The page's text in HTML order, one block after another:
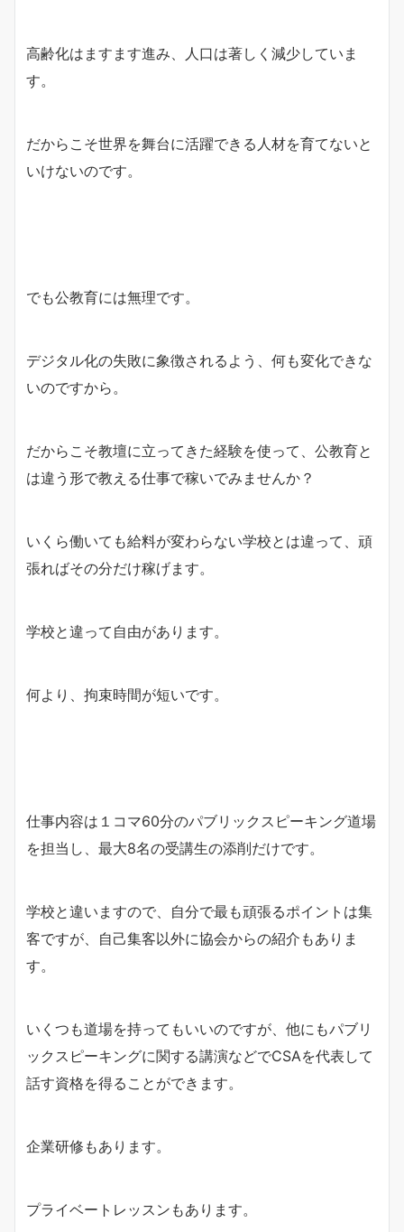
高齢化はますます進み、人口は著しく減少していま
す。
だからこそ世界を舞台に活躍できる人材を育てないと
いけないのです。
でも公教育には無理です。
デジタル化の失敗に象徴されるよう、何も変化できな
いのですから。
だからこそ教壇に立ってきた経験を使って、公教育と
は違う形で教える仕事で稼いでみませんか？
いくら働いても給料が変わらない学校とは違って、頑
張ればその分だけ稼げます。
学校と違って自由があります。
何より、拘束時間が短いです。
仕事内容は１コマ60分のパブリックスピーキング道場
を担当し、最大8名の受講生の添削だけです。
学校と違いますので、自分で最も頑張るポイントは集
客ですが、自己集客以外に協会からの紹介もありま
す。
いくつも道場を持ってもいいのですが、他にもパブリ
ックスピーキングに関する講演などでCSAを代表して
話す資格を得ることができます。
企業研修もあります。
プライベートレッスンもあります。